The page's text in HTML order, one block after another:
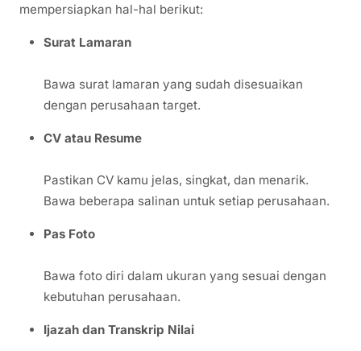
mempersiapkan hal-hal berikut:
Surat Lamaran
Bawa surat lamaran yang sudah disesuaikan
dengan perusahaan target.
CV atau Resume
Pastikan CV kamu jelas, singkat, dan menarik.
Bawa beberapa salinan untuk setiap perusahaan.
Pas Foto
Bawa foto diri dalam ukuran yang sesuai dengan
kebutuhan perusahaan.
Ijazah dan Transkrip Nilai